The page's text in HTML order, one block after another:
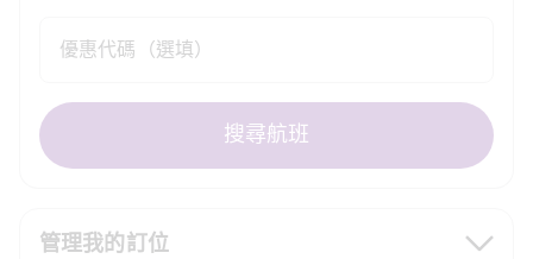
管理我的訂位
優惠代碼（選填）
搜尋航班